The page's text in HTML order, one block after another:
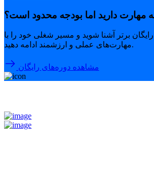
به مهارت دارید اما بودجه محدود است؟
رایگان برتر آشنا شوید و مسیر شغلی خود را با
مهارت‌های عملی و ارزشمند ادامه دهید.
مشاهده دوره‌های رایگان